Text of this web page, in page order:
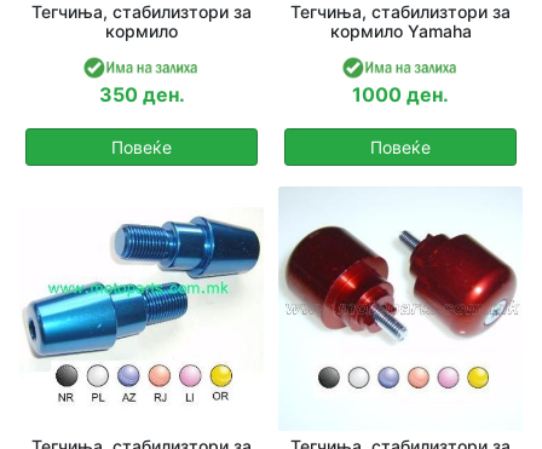
Тегчиња, стабилизтори за
кормило
350 ден.
Повеќе
Тегчиња, стабилизтори за
кормило Yamaha
1000 ден.
Повеќе